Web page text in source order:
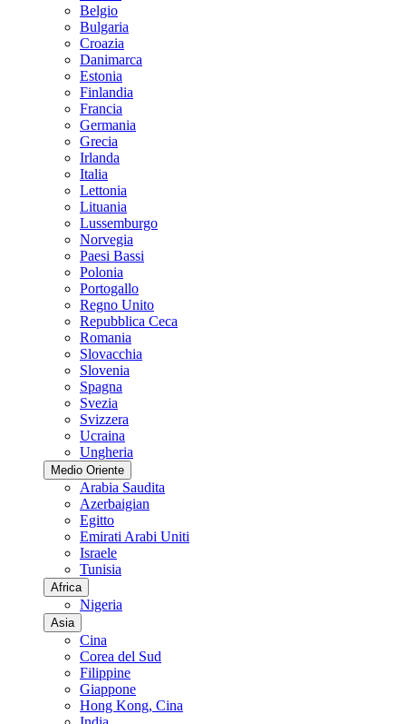
Belgio
Bulgaria
Croazia
Danimarca
Estonia
Finlandia
Francia
Germania
Grecia
Irlanda
Italia
Lettonia
Lituania
Lussemburgo
Norvegia
Paesi Bassi
Polonia
Portogallo
Regno Unito
Repubblica Ceca
Romania
Slovacchia
Slovenia
Spagna
Svezia
Svizzera
Ucraina
Ungheria
Medio Oriente
Arabia Saudita
Azerbaigian
Egitto
Emirati Arabi Uniti
Israele
Tunisia
Africa
Nigeria
Asia
Cina
Corea del Sud
Filippine
Giappone
Hong Kong, Cina